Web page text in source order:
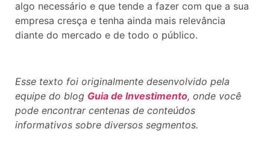
algo necessário e que tende a fazer com que a sua
empresa cresça e tenha ainda mais relevância
diante do mercado e de todo o público.
Esse texto foi originalmente desenvolvido pela
equipe do blog Guia de Investimento, onde você
pode encontrar centenas de conteúdos
informativos sobre diversos segmentos.